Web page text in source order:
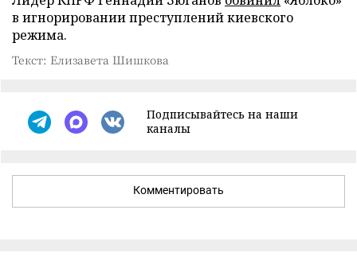
в игнорировании преступлений киевского
режима.
Текст: Елизавета Шишкова
Подписывайтесь на наши
каналы
Комментировать